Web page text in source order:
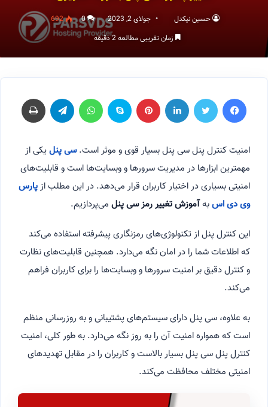
حسین نیکدل جولای 2, 2023 0
692
زمان تقریبی مطالعه 2 دقیقه
فیسبوک توییتر لینکداین پینتریست اسکایپ واتس آپ تلگرام چاپ
امنیت کنترل پنل سی پنل بسیار قوی و موثر است.سی پنلیکی از
مهمترین ابزارها در مدیریت سرورها و وبسایت‌ها است و قابلیت‌های
امنیتی بسیاری در اختیار کاربران قرار می‌دهد. در این مطلب ازپارس
وی دی اسبهآموزش تغییر رمز سی پنل می‌پردازیم.
این کنترل پنل از تکنولوژی‌های رمزنگاری پیشرفته استفاده می‌کند
که اطلاعات شما را در امان نگه می‌دارد. همچنین قابلیت‌های نظارت
و کنترل دقیق بر امنیت سرورها و وبسایت‌ها را برای کاربران فراهم
می‌کند.
به علاوه، سی پنل دارای سیستم‌های پشتیبانی و به روزرسانی منظم
است که همواره امنیت آن را به روز نگه می‌دارد. به طور کلی، امنیت
کنترل پنل سی پنل بسیار بالاست و کاربران را در مقابل تهدیدهای
امنیتی مختلف محافظت می‌کند.